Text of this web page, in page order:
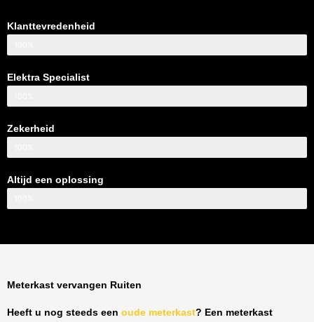
Klanttevredenheid
Elektra Specialist
Zekerheid
Altijd een oplossing
Meterkast vervangen Ruiten
Heeft u nog steeds een oude meterkast? Een meterkast